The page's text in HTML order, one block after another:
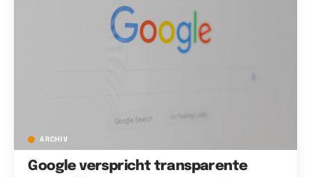
ARCHIV
Google verspricht transparente